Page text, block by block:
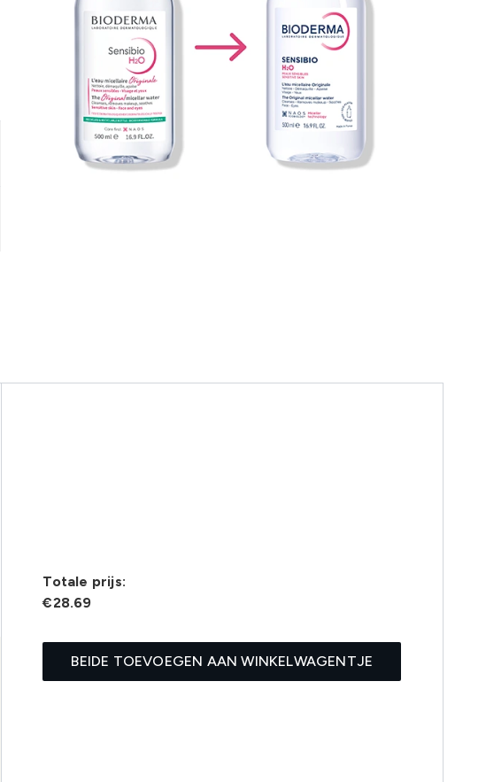
Totale prijs:
€28.69
BEIDE TOEVOEGEN AAN WINKELWAGENTJE